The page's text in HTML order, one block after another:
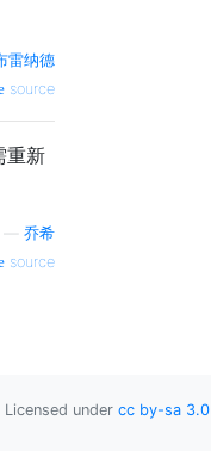
雷纳德
source
重新
乔希
source
Licensed under cc by-sa 3.0